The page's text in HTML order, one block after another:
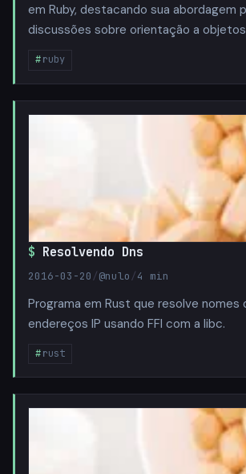
em Ruby, destacando sua abordagem
discussões sobre orientação a
ruby
Resolvendo Dns
2016-03-20 /@nulo /4 min
Programa em Rust que resolve nomes
endereços IP usando FFI com a libc.
rust